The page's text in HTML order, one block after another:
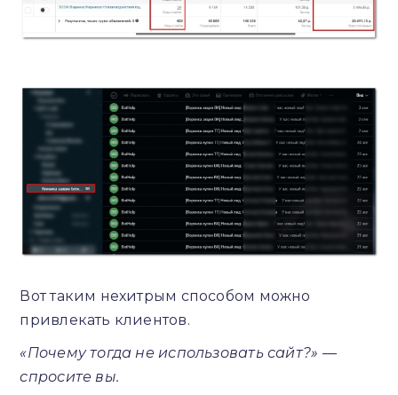
Вот таким нехитрым способом можно
привлекать клиентов.
«Почему тогда не использовать сайт?» —
спросите вы.